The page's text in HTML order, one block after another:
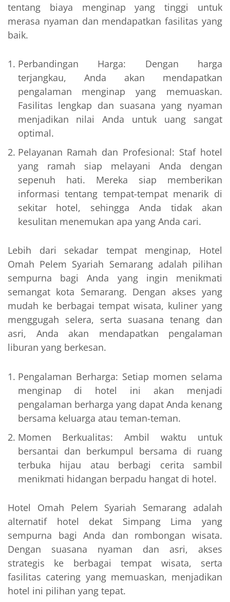
tentang biaya menginap yang tinggi untuk
merasa nyaman dan mendapatkan fasilitas yang
baik.
Perbandingan Harga: Dengan harga
terjangkau, Anda akan mendapatkan
pengalaman menginap yang memuaskan.
Fasilitas lengkap dan suasana yang nyaman
menjadikan nilai Anda untuk uang sangat
optimal.
Pelayanan Ramah dan Profesional: Staf hotel
yang ramah siap melayani Anda dengan
sepenuh hati. Mereka siap memberikan
informasi tentang tempat-tempat menarik di
sekitar hotel, sehingga Anda tidak akan
kesulitan menemukan apa yang Anda cari.
Lebih dari sekadar tempat menginap, Hotel
Omah Pelem Syariah Semarang adalah pilihan
sempurna bagi Anda yang ingin menikmati
semangat kota Semarang. Dengan akses yang
mudah ke berbagai tempat wisata, kuliner yang
menggugah selera, serta suasana tenang dan
asri, Anda akan mendapatkan pengalaman
liburan yang berkesan.
Pengalaman Berharga: Setiap momen selama
menginap di hotel ini akan menjadi
pengalaman berharga yang dapat Anda kenang
bersama keluarga atau teman-teman.
Momen Berkualitas: Ambil waktu untuk
bersantai dan berkumpul bersama di ruang
terbuka hijau atau berbagi cerita sambil
menikmati hidangan berpadu hangat di hotel.
Hotel Omah Pelem Syariah Semarang adalah
alternatif hotel dekat Simpang Lima yang
sempurna bagi Anda dan rombongan wisata.
Dengan suasana nyaman dan asri, akses
strategis ke berbagai tempat wisata, serta
fasilitas catering yang memuaskan, menjadikan
hotel ini pilihan yang tepat.